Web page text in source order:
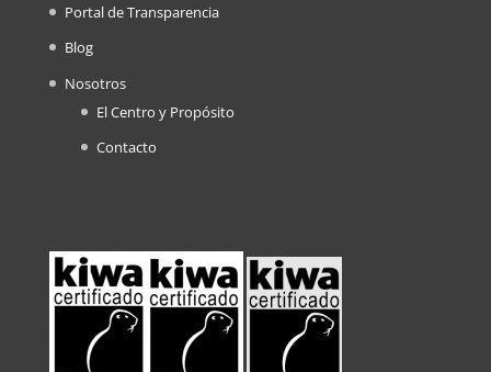
Portal de Transparencia
Blog
Nosotros
El Centro y Propósito
Contacto